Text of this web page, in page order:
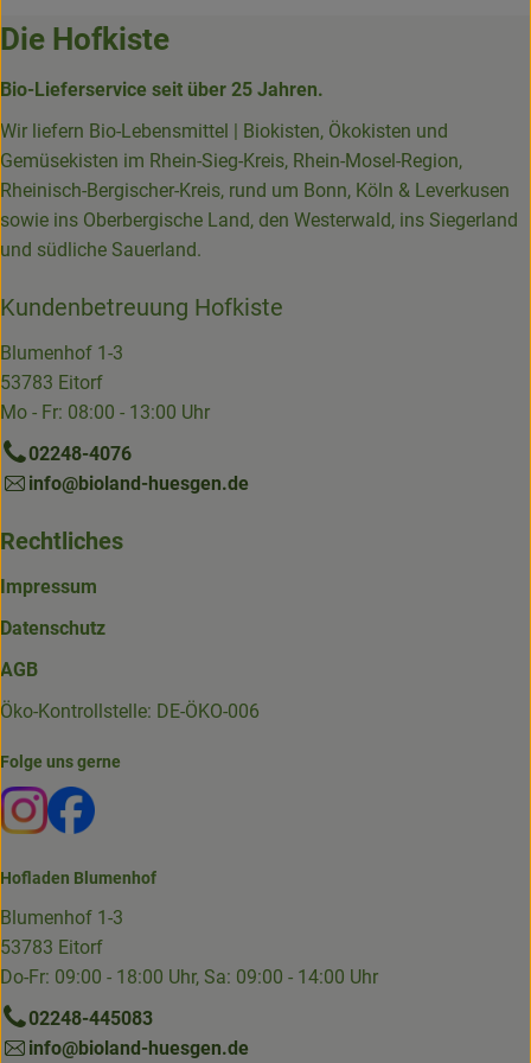
Die Hofkiste
Bio-Lieferservice seit über 25 Jahren.
Wir liefern Bio-Lebensmittel | Biokisten, Ökokisten und
Gemüsekisten im Rhein-Sieg-Kreis, Rhein-Mosel-Region,
Rheinisch-Bergischer-Kreis, rund um Bonn, Köln & Leverkusen
sowie ins Oberbergische Land, den Westerwald, ins Siegerland
und südliche Sauerland.
Kundenbetreuung Hofkiste
Blumenhof 1-3
53783 Eitorf
Mo - Fr: 08:00 - 13:00 Uhr
02248-4076
info@bioland-huesgen.de
Rechtliches
Impressum
Datenschutz
AGB
Öko-Kontrollstelle: DE-ÖKO-006
Folge uns gerne
Externer Link zu https://www.instagram.com/die.hofkiste/
Externer Link zu https://www.facebook.com/p/Die-
Hofladen Blumenhof
Blumenhof 1-3
53783 Eitorf
Do-Fr: 09:00 - 18:00 Uhr, Sa: 09:00 - 14:00 Uhr
02248-445083
info@bioland-huesgen.de